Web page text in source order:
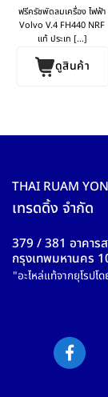
Volvo V.4
FH440
ฟรีครัชพัดลมเครื่อง ไฟฟ้า
Volvo V.4 FH440 NRF
แท้ ประเท [...]
ดูสินค้า
THAI RUAM
เทรดดิ้ง จำกัด
379 / 381 อาคาร
กรุงเทพมหานคร
"อะไหล่แท้จากยุโรปโ